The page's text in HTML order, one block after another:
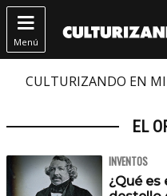

Menú
CULTURIZANDO EN
EL
INVENTOS
¿Qué